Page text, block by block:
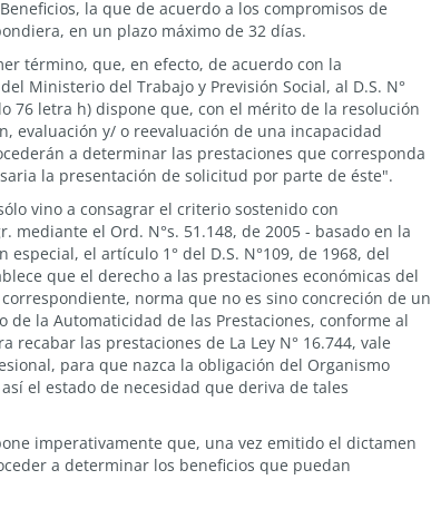
la que de acuerdo a los compromisos de
en un plazo máximo de 32 días.
término, que, en efecto, de acuerdo con la
Ministerio del Trabajo y Previsión Social, al D.S. N°
76 letra h) dispone que, con el mérito de la resolución
evaluación y/ o reevaluación de una incapacidad
a determinar las prestaciones que corresponda
la presentación de solicitud por parte de éste".
vino a consagrar el criterio sostenido con
el Ord. N°s. 51.148, de 2005 - basado en la
el artículo 1° del D.S. N°109, de 1968, del
que el derecho a las prestaciones económicas del
norma que no es sino concreción de un
de la Automaticidad de las Prestaciones, conforme al
las prestaciones de La Ley N° 16.744, vale
para que nazca la obligación del Organismo
el estado de necesidad que deriva de tales
imperativamente que, una vez emitido el dictamen
a determinar los beneficios que puedan